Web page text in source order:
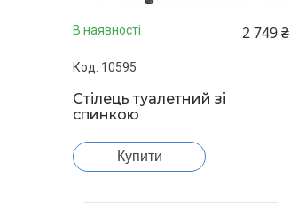
В наявності 2 749 ₴
10595
Стілець туалетний зі
спинкою
Купити